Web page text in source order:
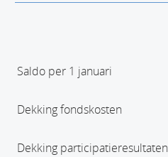
Saldo per 1 januari
Dekking fondskosten
Dekking participatieresultaten